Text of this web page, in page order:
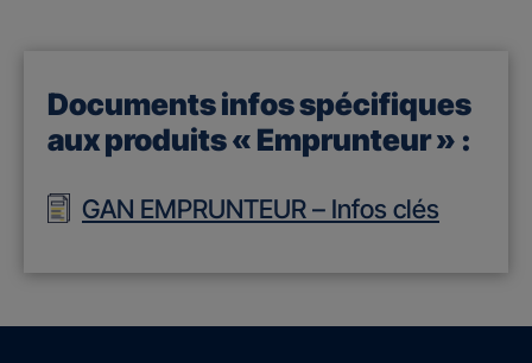
Documents infos spécifiques
aux produits « Emprunteur » :
GAN EMPRUNTEUR – Infos clés